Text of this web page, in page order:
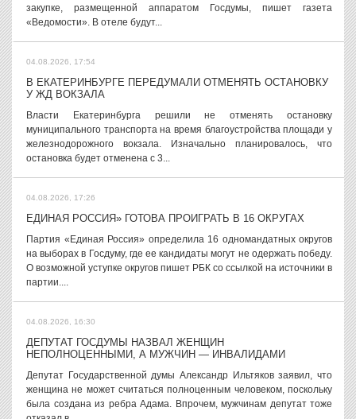
закупке, размещенной аппаратом Госдумы, пишет газета
«Ведомости». В отеле будут...
04.08.2026, 17:54
В ЕКАТЕРИНБУРГЕ ПЕРЕДУМАЛИ ОТМЕНЯТЬ ОСТАНОВКУ
У ЖД ВОКЗАЛА
Власти Екатеринбурга решили не отменять остановку
муниципального транспорта на время благоустройства площади у
железнодорожного вокзала. Изначально планировалось, что
остановка будет отменена с 3...
04.08.2026, 17:26
ЕДИНАЯ РОССИЯ» ГОТОВА ПРОИГРАТЬ В 16 ОКРУГАХ
Партия «Единая Россия» определила 16 одномандатных округов
на выборах в Госдуму, где ее кандидаты могут не одержать победу.
О возможной уступке округов пишет РБК со ссылкой на источники в
партии....
04.08.2026, 16:30
ДЕПУТАТ ГОСДУМЫ НАЗВАЛ ЖЕНЩИН
НЕПОЛНОЦЕННЫМИ, А МУЖЧИН — ИНВАЛИДАМИ
Депутат Государственной думы Александр Ильтяков заявил, что
женщина не может считаться полноценным человеком, поскольку
была создана из ребра Адама. Впрочем, мужчинам депутат тоже